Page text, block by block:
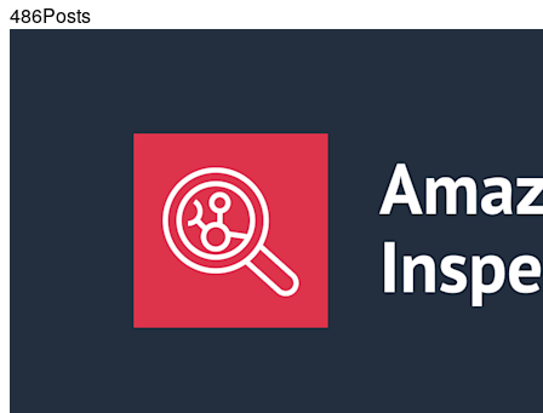
486Posts